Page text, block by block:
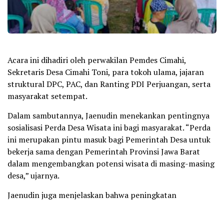
Acara ini dihadiri oleh perwakilan Pemdes Cimahi,
Sekretaris Desa Cimahi Toni, para tokoh ulama, jajaran
struktural DPC, PAC, dan Ranting PDI Perjuangan, serta
masyarakat setempat.
Dalam sambutannya, Jaenudin menekankan pentingnya
sosialisasi Perda Desa Wisata ini bagi masyarakat. “Perda
ini merupakan pintu masuk bagi Pemerintah Desa untuk
bekerja sama dengan Pemerintah Provinsi Jawa Barat
dalam mengembangkan potensi wisata di masing-masing
desa,” ujarnya.
Jaenudin juga menjelaskan bahwa peningkatan